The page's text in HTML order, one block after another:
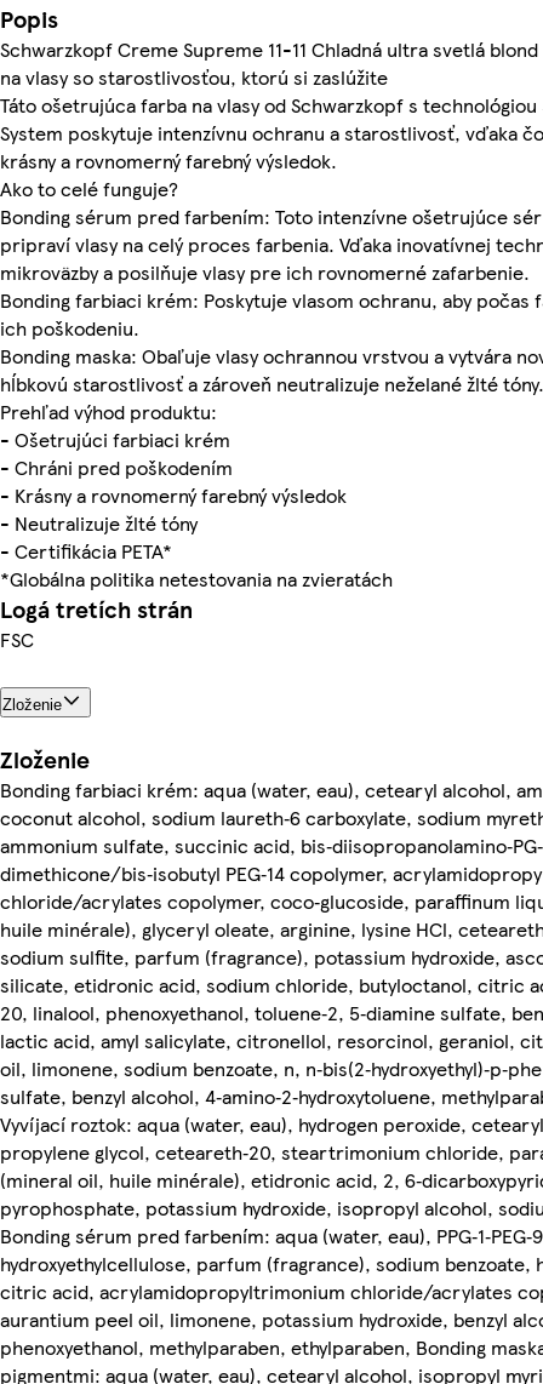
Popis
Schwarzkopf Creme Supreme 11-11 Chladná ultra svetlá
na vlasy so starostlivosťou, ktorú si zaslúžite
Táto ošetrujúca farba na vlasy od Schwarzkopf s technológiou
System poskytuje intenzívnu ochranu a starostlivosť, vďaka
krásny a rovnomerný farebný výsledok.
Ako to celé funguje?
Bonding sérum pred farbením: Toto intenzívne ošetrujúce
pripraví vlasy na celý proces farbenia. Vďaka inovatívnej
mikroväzby a posilňuje vlasy pre ich rovnomerné zafarbenie.
Bonding farbiaci krém: Poskytuje vlasom ochranu, aby počas
ich poškodeniu.
Bonding maska: Obaľuje vlasy ochrannou vrstvou a vytvára
hĺbkovú starostlivosť a zároveň neutralizuje neželané žlté tóny.
Prehľad výhod produktu:
- Ošetrujúci farbiaci krém
- Chráni pred poškodením
- Krásny a rovnomerný farebný výsledok
- Neutralizuje žlté tóny
- Certifikácia PETA*
*Globálna politika netestovania na zvieratách
Logá tretích strán
FSC
Zloženie
Zloženie
Bonding farbiaci krém: aqua (water, eau), cetearyl alcohol,
coconut alcohol, sodium laureth‑6 carboxylate, sodium
ammonium sulfate, succinic acid,
dimethicone/bis‑isobutyl PEG‑14 copolymer,
chloride/acrylates copolymer, coco‑glucoside, paraffinum
huile minérale), glyceryl oleate, arginine, lysine HCl,
sodium sulfite, parfum (fragrance), potassium hydroxide,
silicate, etidronic acid, sodium chloride, butyloctanol, citric
20, linalool, phenoxyethanol, toluene‑2, 5‑diamine sulfate,
lactic acid, amyl salicylate, citronellol, resorcinol, geraniol,
oil, limonene, sodium benzoate, n,
sulfate, benzyl alcohol, 4‑amino‑2‑hydroxytoluene,
Vyvíjací roztok: aqua (water, eau), hydrogen peroxide,
propylene glycol, ceteareth‑20, steartrimonium chloride,
(mineral oil, huile minérale), etidronic acid, 2,
pyrophosphate, potassium hydroxide, isopropyl alcohol,
Bonding sérum pred farbením: aqua (water, eau),
hydroxyethylcellulose, parfum (fragrance), sodium benzoate,
citric acid, acrylamidopropyltrimonium chloride/acrylates
aurantium peel oil, limonene, potassium hydroxide, benzyl
phenoxyethanol, methylparaben, ethylparaben, Bonding
pigmentmi: aqua (water, eau), cetearyl alcohol, isopropyl